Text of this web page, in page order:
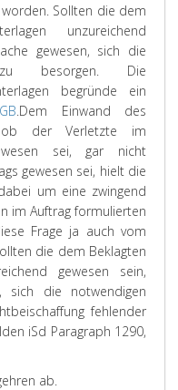
Sollten die dem
unzureichend
gewesen, sich die
zu besorgen. Die
begründe ein
.Dem Einwand des
der Verletzte im
sei, gar nicht
gewesen sei, hielt die
um eine zwingend
im Auftrag formulierten
Frage ja auch vom
die dem Beklagten
gewesen sein,
sich die notwendigen
fehlender
iSd Paragraph 1290,
ab.